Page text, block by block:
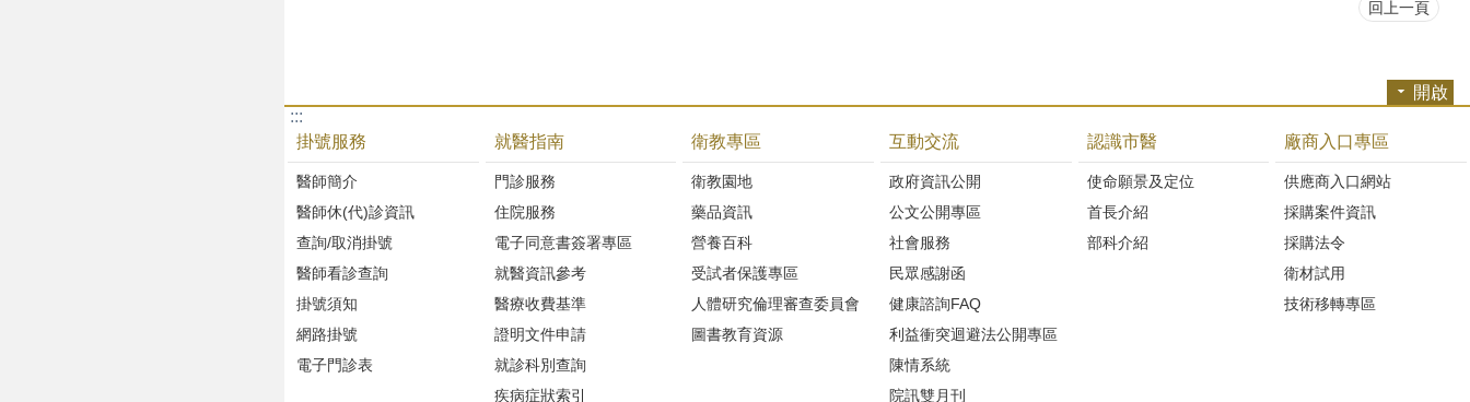
回上一頁
開啟
:::
掛號服務
醫師簡介
醫師休(代)診資訊
查詢/取消掛號
醫師看診查詢
掛號須知
網路掛號
電子門診表
就醫指南
門診服務
住院服務
電子同意書簽署專區
就醫資訊參考
醫療收費基準
證明文件申請
就診科別查詢
疾病症狀索引
衛教專區
衛教園地
藥品資訊
營養百科
受試者保護專區
人體研究倫理審查委員會
圖書教育資源
互動交流
政府資訊公開
公文公開專區
社會服務
民眾感謝函
健康諮詢FAQ
利益衝突迴避法公開專區
陳情系統
院訊雙月刊
認識市醫
使命願景及定位
首長介紹
部科介紹
廠商入口專區
供應商入口網站
採購案件資訊
採購法令
衛材試用
技術移轉專區